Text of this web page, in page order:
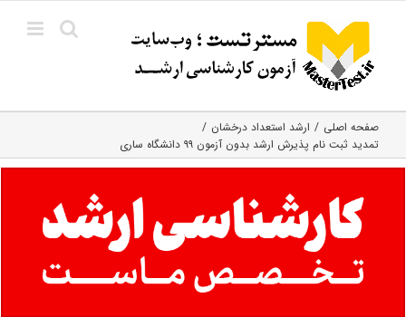
content
صفحه اصلی
ارشد استعداد درخشان
تمدید ثبت نام پذیرش ارشد بدون آزمون ۹۹ دانشگاه ساری